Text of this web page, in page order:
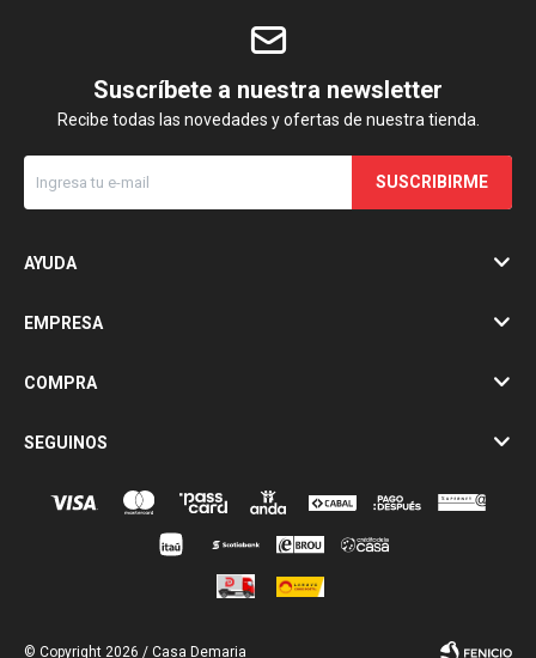
Suscríbete a nuestra newsletter
Recibe todas las novedades y ofertas de nuestra tienda.
SUSCRIBIRME
AYUDA
EMPRESA
COMPRA
SEGUINOS
© Copyright 2026 / Casa Demaria